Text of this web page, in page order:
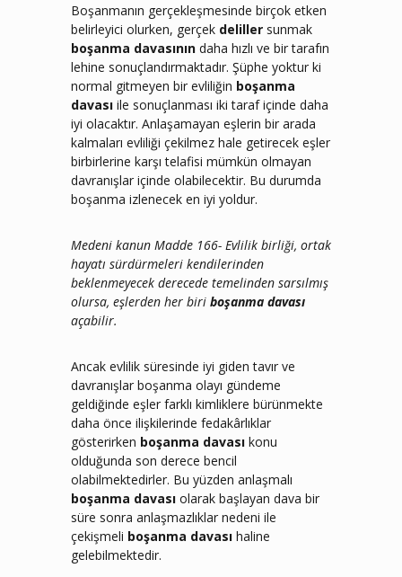
Boşanmanın gerçekleşmesinde birçok etken
belirleyici olurken, gerçek deliller sunmak
boşanma davasının daha hızlı ve bir tarafın
lehine sonuçlandırmaktadır. Şüphe yoktur ki
normal gitmeyen bir evliliğin boşanma
davası ile sonuçlanması iki taraf içinde daha
iyi olacaktır. Anlaşamayan eşlerin bir arada
kalmaları evliliği çekilmez hale getirecek eşler
birbirlerine karşı telafisi mümkün olmayan
davranışlar içinde olabilecektir. Bu durumda
boşanma izlenecek en iyi yoldur.
Medeni kanun Madde 166- Evlilik birliği, ortak
hayatı sürdürmeleri kendilerinden
beklenmeyecek derecede temelinden sarsılmış
olursa, eşlerden her biri boşanma davası
açabilir.
Ancak evlilik süresinde iyi giden tavır ve
davranışlar boşanma olayı gündeme
geldiğinde eşler farklı kimliklere bürünmekte
daha önce ilişkilerinde fedakârlıklar
gösterirken boşanma davası konu
olduğunda son derece bencil
olabilmektedirler. Bu yüzden anlaşmalı
boşanma davası olarak başlayan dava bir
süre sonra anlaşmazlıklar nedeni ile
çekişmeli boşanma davası haline
gelebilmektedir.